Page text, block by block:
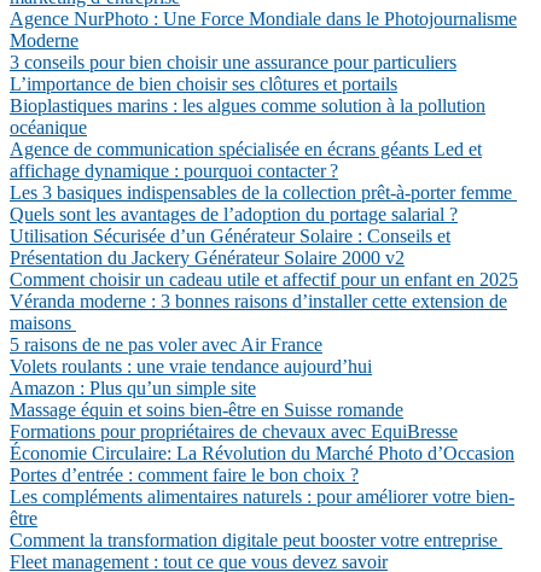
Agence NurPhoto : Une Force Mondiale dans le Photojournalisme
Moderne
3 conseils pour bien choisir une assurance pour particuliers
L’importance de bien choisir ses clôtures et portails
Bioplastiques marins : les algues comme solution à la pollution
océanique
Agence de communication spécialisée en écrans géants Led et
affichage dynamique : pourquoi contacter ?
Les 3 basiques indispensables de la collection prêt-à-porter femme
Quels sont les avantages de l’adoption du portage salarial ?
Utilisation Sécurisée d’un Générateur Solaire : Conseils et
Présentation du Jackery Générateur Solaire 2000 v2
Comment choisir un cadeau utile et affectif pour un enfant en 2025
Véranda moderne : 3 bonnes raisons d’installer cette extension de
maisons
5 raisons de ne pas voler avec Air France
Volets roulants : une vraie tendance aujourd’hui
Amazon : Plus qu’un simple site
Massage équin et soins bien-être en Suisse romande
Formations pour propriétaires de chevaux avec EquiBresse
Économie Circulaire: La Révolution du Marché Photo d’Occasion
Portes d’entrée : comment faire le bon choix ?
Les compléments alimentaires naturels : pour améliorer votre bien-
être
Comment la transformation digitale peut booster votre entreprise
Fleet management : tout ce que vous devez savoir